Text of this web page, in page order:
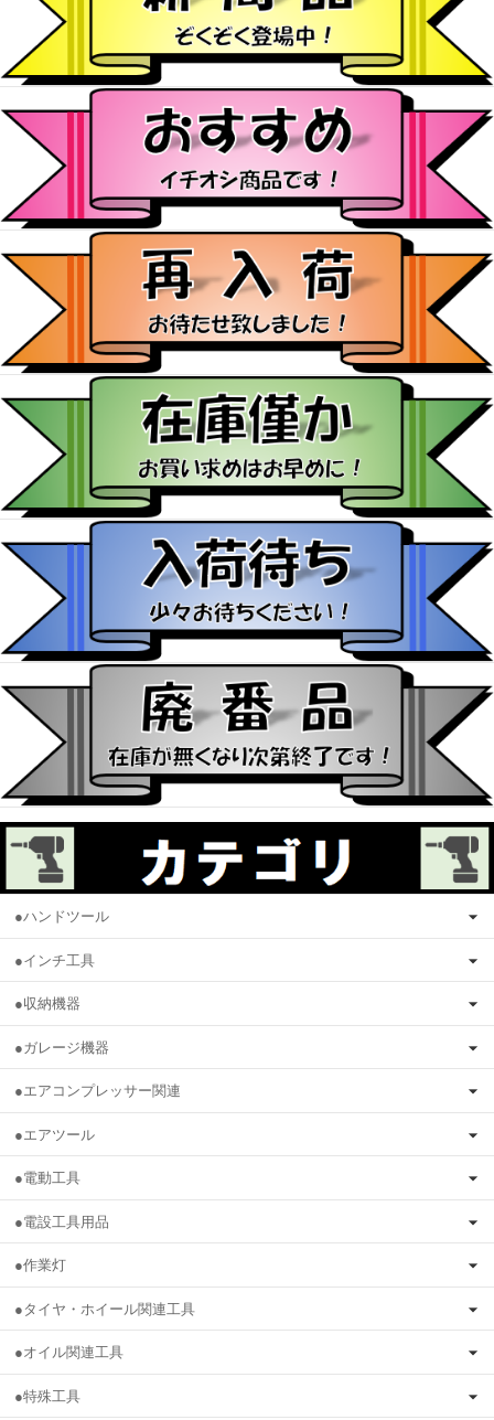
●ハンドツール
●インチ工具
●収納機器
●ガレージ機器
●エアコンプレッサー関連
●エアツール
●電動工具
●電設工具用品
●作業灯
●タイヤ・ホイール関連工具
●オイル関連工具
●特殊工具